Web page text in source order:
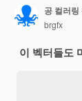
공 컬러링
brgfx
이 벡터들도